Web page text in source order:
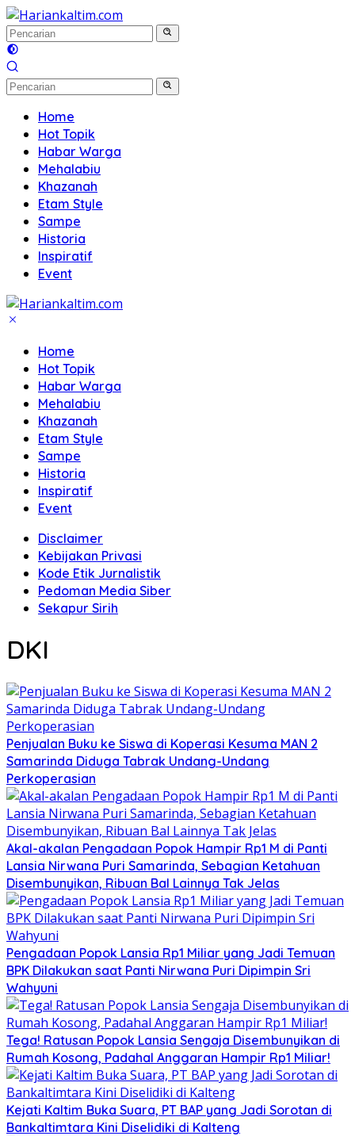
Langsung
ke
konten
Home
Hot Topik
Habar Warga
Mehalabiu
Khazanah
Etam Style
Sampe
Historia
Inspiratif
Event
Home
Hot Topik
Habar Warga
Mehalabiu
Khazanah
Etam Style
Sampe
Historia
Inspiratif
Event
Disclaimer
Kebijakan Privasi
Kode Etik Jurnalistik
Pedoman Media Siber
Sekapur Sirih
DKI
Penjualan Buku ke Siswa di Koperasi Kesuma MAN 2
Samarinda Diduga Tabrak Undang-Undang
Perkoperasian
Akal-akalan Pengadaan Popok Hampir Rp1 M di Panti
Lansia Nirwana Puri Samarinda, Sebagian Ketahuan
Disembunyikan, Ribuan Bal Lainnya Tak Jelas
Pengadaan Popok Lansia Rp1 Miliar yang Jadi Temuan
BPK Dilakukan saat Panti Nirwana Puri Dipimpin Sri
Wahyuni
Tega! Ratusan Popok Lansia Sengaja Disembunyikan di
Rumah Kosong, Padahal Anggaran Hampir Rp1 Miliar!
Kejati Kaltim Buka Suara, PT BAP yang Jadi Sorotan di
Bankaltimtara Kini Diselidiki di Kalteng